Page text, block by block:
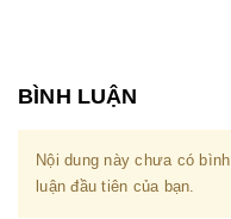
BÌNH LUẬN
Nội dung này chưa có
luận đầu tiên của bạn.